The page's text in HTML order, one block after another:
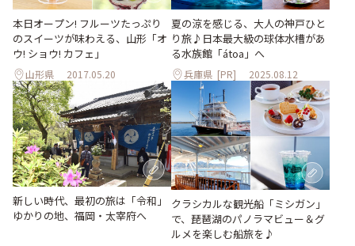
本日オープン! フルーツたっぷり
のスイーツが味わえる、山形「オ
ウ! ショウ! カフェ」
山形県 2017.05.20
夏の涼を感じる、大人の神戸ひと
り旅♪日本最大級の球体水槽があ
る水族館「átoa」へ
兵庫県 [PR] 2025.08.12
新しい時代、最初の旅は「令和」
ゆかりの地、福岡・太宰府へ
クラシカルな観光船「ミシガン」
で、琵琶湖のパノラマビュー＆グ
ルメを楽しむ船旅を♪